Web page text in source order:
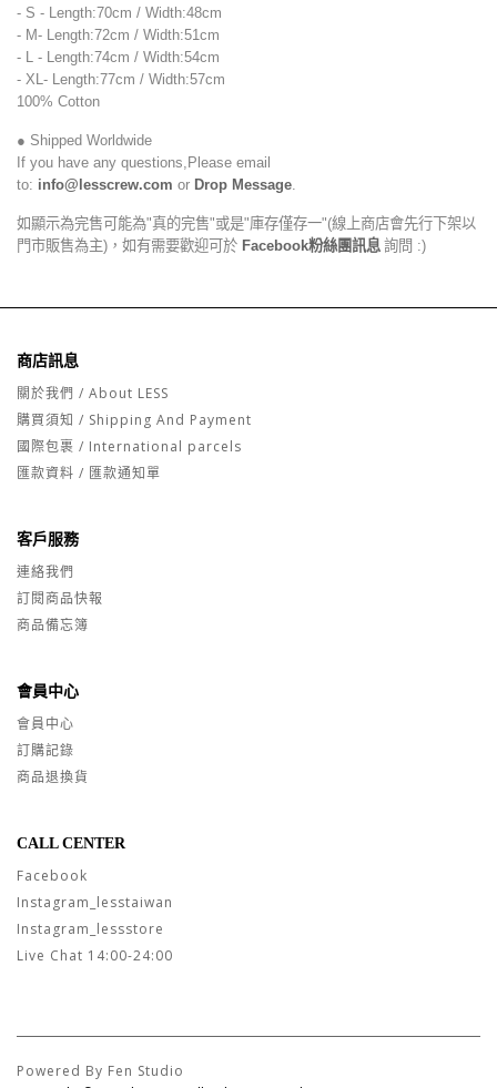
- S - Length:70cm / Width:48cm
- M- Length:72cm / Width:51cm
- L - Length:74cm / Width:54cm
- XL- Length:77cm / Width:57cm
100% Cotton
● Shipped Worldwide
If you have any questions,Please email
to: info@lesscrew.com or Drop Message
如顯示為完售可能為"真的完售"或是"庫存僅存一"(線上商店會先行下架以
門市販售為主)，如有需要歡迎可於 Facebook粉絲團訊息 詢問 :)
商店訊息
關於我們 / About LESS
購買須知 / Shipping And Payment
國際包裹 / International parcels
匯款資料 / 匯款通知單
客戶服務
連絡我們
訂閱商品快報
商品備忘簿
會員中心
會員中心
訂購記錄
商品退換貨
CALL CENTER
Facebook
Instagram_lesstaiwan
Instagram_lessstore
Live Chat 14:00-24:00
Powered By Fen Studio